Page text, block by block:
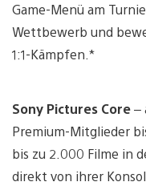
Game-Menü am
Wettbewerb und
1:1-Kämpfen.*
Sony Pictures Core–
Premium-Mitglieder
bis zu 2.000 Filme in
direkt von ihrer